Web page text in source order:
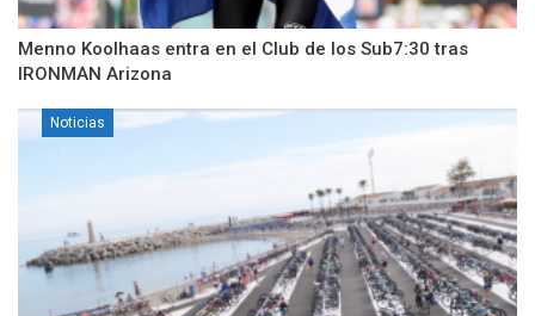
Menno Koolhaas entra en el Club de los Sub7:30 tras
IRONMAN Arizona
Noticias